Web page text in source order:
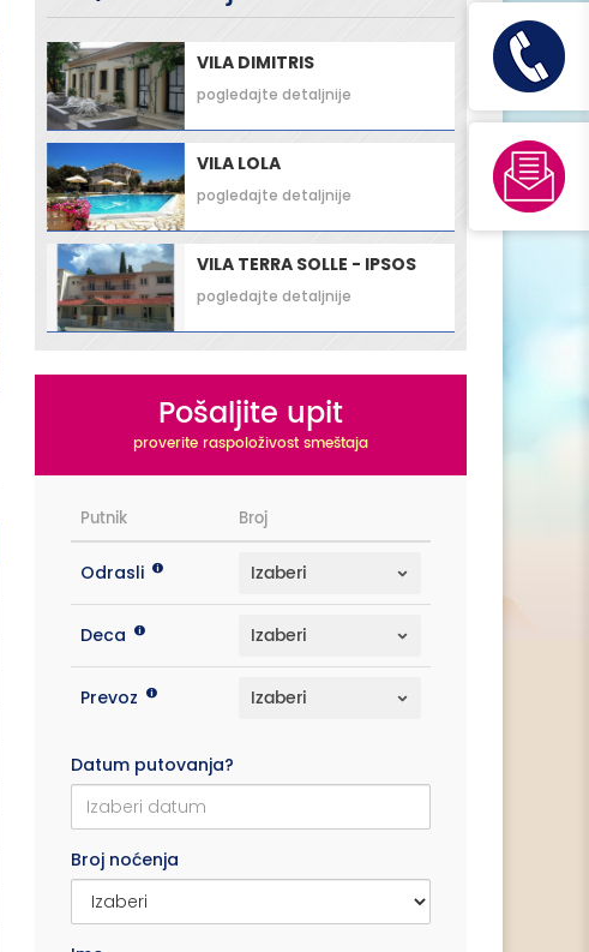
VILA DIMITRIS
pogledajte detaljnije
VILA LOLA
pogledajte detaljnije
VILA TERRA SOLLE - IPSOS
pogledajte detaljnije
Pošaljite upit
proverite raspoloživost smeštaja
Putnik Broj
Odrasli
Deca
Prevoz
Datum putovanja?
Broj noćenja